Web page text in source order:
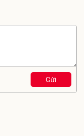
Gửi